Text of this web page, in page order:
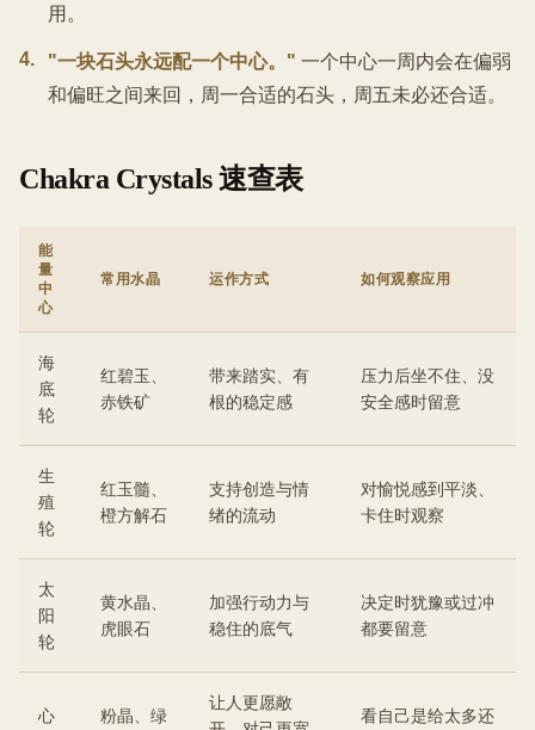
用。
4. "一块石头永远配一个中心。" 一个中心一周内会在偏弱
和偏旺之间来回，周一合适的石头，周五未必还合适。
Chakra Crystals 速查表
能
量
中
心
常用水晶 运作方式 如何观察应用
海
底
轮
红碧玉、
赤铁矿
带来踏实、有
根的稳定感
压力后坐不住、没
安全感时留意
生
殖
轮
红玉髓、
橙方解石
支持创造与情
绪的流动
对愉悦感到平淡、
卡住时观察
太
阳
轮
黄水晶、
虎眼石
加强行动力与
稳住的底气
决定时犹豫或过冲
都要留意
心 粉晶、绿
让人更愿敞
看自己是给太多还